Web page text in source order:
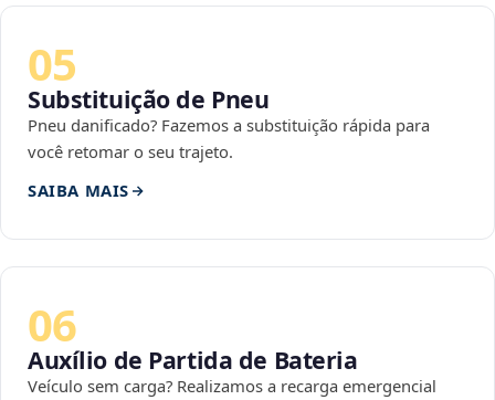
05
Substituição de Pneu
Pneu danificado? Fazemos a substituição rápida para
você retomar o seu trajeto.
SAIBA MAIS
06
Auxílio de Partida de Bateria
Veículo sem carga? Realizamos a recarga emergencial